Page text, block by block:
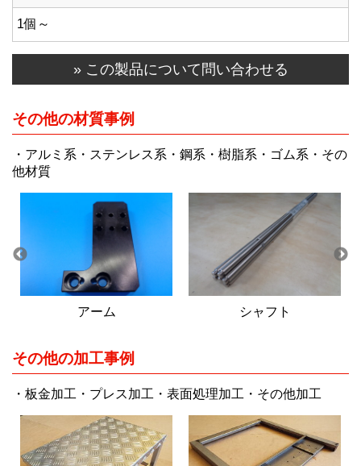
1個～
» この製品について問い合わせる
その他の材質事例
・アルミ系・ステンレス系・鋼系・樹脂系・ゴム系・その
他材質
アーム シャフト
その他の加工事例
・板金加工・プレス加工・表面処理加工・その他加工